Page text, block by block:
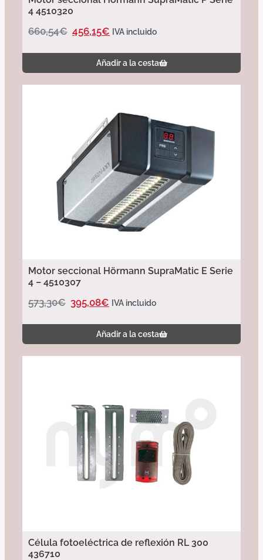
4 4510320
660,54€ 456,15€ IVA incluido
Añadir a la cesta
Motor seccional Hörmann SupraMatic E Serie
4 – 4510307
573,30€ 395,08€ IVA incluido
Añadir a la cesta
Célula fotoeléctrica de reflexión RL 300
436710